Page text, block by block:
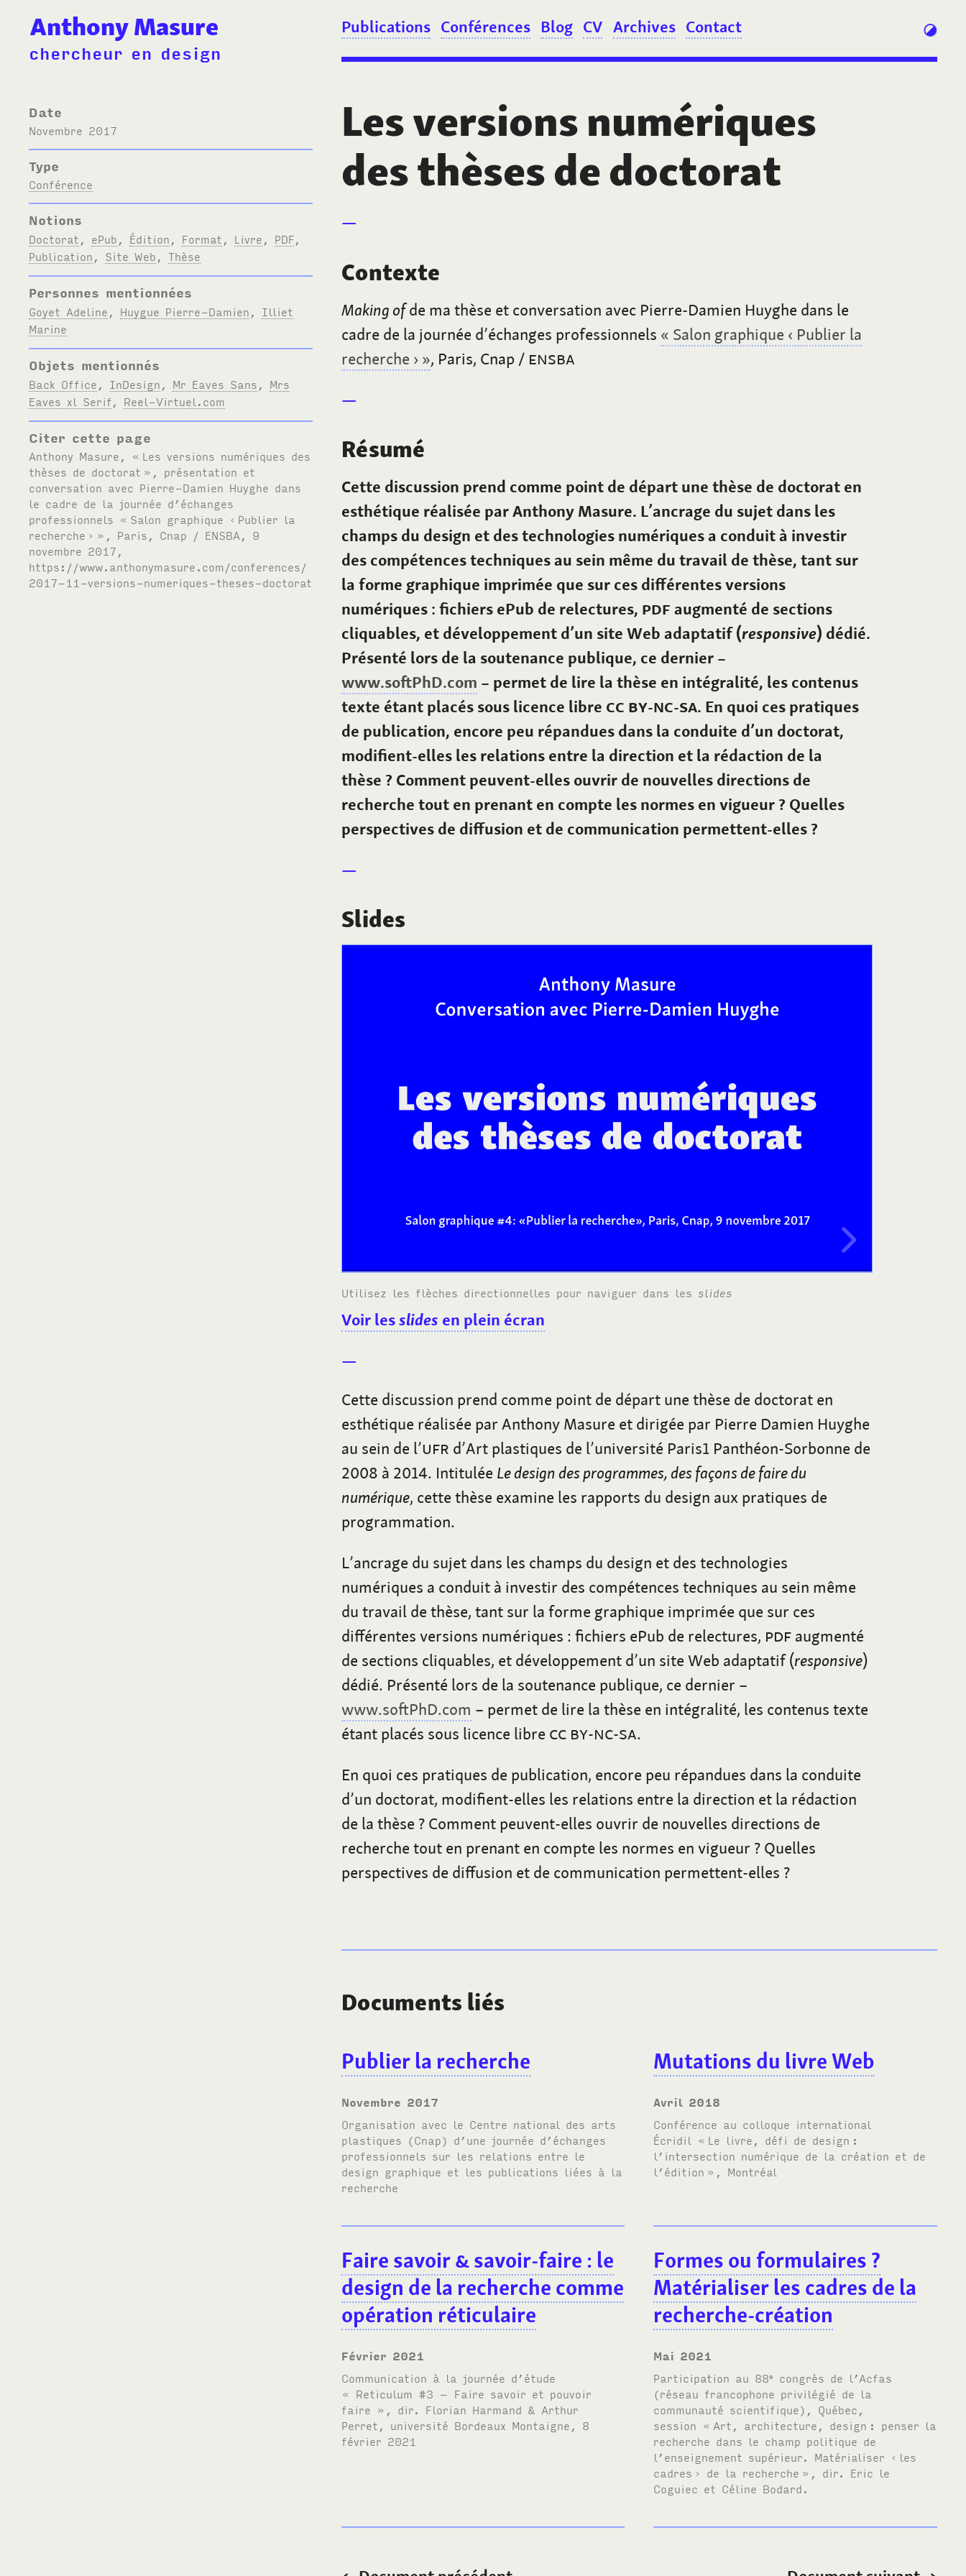
Anthony Masure
chercheur en design
Publications Conférences Blog CV Archives Contact
Date
novembre 2017
Type
Conférence
Notions
Doctorat , ePub , Édition , Format , Livre , PDF,
Publication , Site Web ,Thèse
Personnes mentionnées
Goyet Adeline , Huygue Pierre-Damien , Illiet
Marine
Objets mentionnés
Back Office , InDesign , Mr Eaves Sans , Mrs
Eaves xl Serif, Reel-Virtuel.com
Citer cette page
Anthony Masure, « Les versions numériques des
thèses de doctorat », présentation et
conversation avec Pierre-Damien Huyghe dans
le cadre de la journée d’échanges
professionnels « Salon graphique ‹ Publier la
recherche › » , Paris, Cnap / ENSBA , 9
novembre 2017,
https://www.anthonymasure.com/conferences/
2017-11-versions-numeriques-theses-doctorat
Les versions numériques
des thèses de doctorat
Contexte
Making ofde ma thèse et conversation avec Pierre-Damien Huyghe dans le
cadre de la journée d’échanges professionnels « Salon graphique ‹ Publier la
recherche › », Paris, Cnap / ENSBA
Résumé
Cette discussion prend comme point de départ une thèse de doctorat en
esthétique réalisée par Anthony Masure. L’ancrage du sujet dans les
champs du design et des technologies numériques a conduit à investir
des compétences techniques au sein même du travail de thèse, tant sur
la forme graphique imprimée que sur ces différentes versions
numériques : fichiers ePub de relectures, PDF augmenté de sections
cliquables, et développement d’un site Web adaptatif (responsive) dédié.
Présenté lors de la soutenance publique, ce dernier –
www.softPhD.com – permet de lire la thèse en intégralité, les contenus
texte étant placés sous licence libre CC BY-NC-SA. En quoi ces pratiques
de publication, encore peu répandues dans la conduite d’un doctorat,
modifient-elles les relations entre la direction et la rédaction de la
thèse ? Comment peuvent-elles ouvrir de nouvelles directions de
recherche tout en prenant en compte les normes en vigueur ? Quelles
perspectives de diffusion et de communication permettent-elles ?
Slides
Utilisez les flèches directionnelles pour naviguer dans les slides
Voir lesslides en plein écran
Cette discussion prend comme point de départ une thèse de doctorat en
esthétique réalisée par Anthony Masure et dirigée par Pierre Damien Huyghe
au sein de l’UFR d’Art plastiques de l’université Paris1 Panthéon-Sorbonne de
2008 à 2014. Intitulée Le design des programmes, des façons de faire du
numérique, cette thèse examine les rapports du design aux pratiques de
programmation.
L’ancrage du sujet dans les champs du design et des technologies
numériques a conduit à investir des compétences techniques au sein même
du travail de thèse, tant sur la forme graphique imprimée que sur ces
différentes versions numériques : fichiers ePub de relectures, PDFaugmenté
de sections cliquables, et développement d’un site Web adaptatif (responsive)
dédié. Présenté lors de la soutenance publique, ce dernier –
www.softPhD.com – permet de lire la thèse en intégralité, les contenus texte
étant placés sous licence libre CC BY-NC-SA.
En quoi ces pratiques de publication, encore peu répandues dans la conduite
d’un doctorat, modifient-elles les relations entre la direction et la rédaction
de la thèse ? Comment peuvent-elles ouvrir de nouvelles directions de
recherche tout en prenant en compte les normes en vigueur ? Quelles
perspectives de diffusion et de communication permettent-elles ?
Documents liés
Publier la recherche
novembre 2017
Organisation avec le Centre national des arts
plastiques (Cnap) d’une journée d’échanges
professionnels sur les relations entre le
design graphique et les publications liées à la
recherche
Mutations du livre Web
avril 2018
Conférence au colloque international
Écridil « Le livre, défi de design :
l’intersection numérique de la création et de
l’édition », Montréal
Faire savoir&savoir-faire : le
design de la recherche comme
opération réticulaire
février 2021
Communication à la journée d’étude
« Reticulum #3 – Faire savoir et pouvoir
faire » , dir. Florian Harmand & Arthur
Perret, université Bordeaux Montaigne, 8
février 2021
Formes ou formulaires ?
Matérialiser les cadres de la
recherche-création
mai 2021
Participation au 88e
congrès de l’Acfas
(réseau francophone privilégié de la
communauté scientifique), Québec,
session « Art, architecture, design : penser la
recherche dans le champ politique de
l’enseignement supérieur. Matérialiser ‹ les
cadres › de la recherche », dir. Eric le
Coguiec et Céline Bodard.